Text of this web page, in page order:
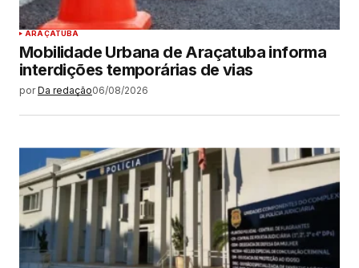
ARAÇATUBA
Mobilidade Urbana de Araçatuba informa
interdições temporárias de vias
por Da redação06/08/2026